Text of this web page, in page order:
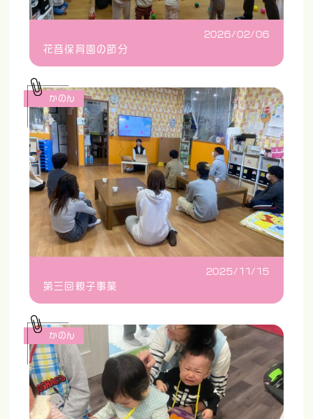
2026/02/06
花音保育園の節分
2025/11/15
第三回親子事業
かのん
かのん